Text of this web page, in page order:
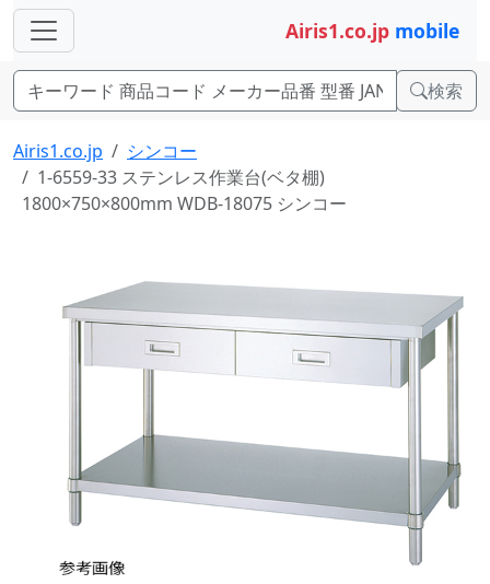
Airis1.co.jp mobile
検索
Airis1.co.jp
シンコー
1-6559-33 ステンレス作業台(ベタ棚)
1800×750×800mm WDB-18075 シンコー